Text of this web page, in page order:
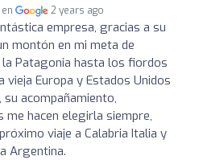
2 years ago
empresa, gracias a su
montón en mi meta de
Patagonia hasta los fiordos
Europa y Estados Unidos
acompañamiento,
hacen elegirla siempre,
viaje a Calabria Italia y
Argentina.